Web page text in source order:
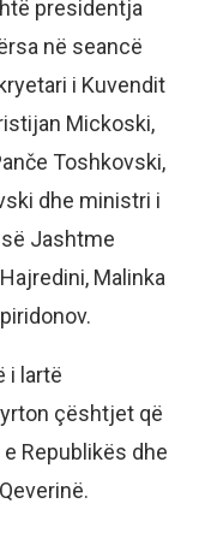
presidentja
në seancë
i Kuvendit
Mickoski,
Toshkovski,
dhe ministri i
Jashtme
Malinka
i lartë
çështjet që
Republikës dhe